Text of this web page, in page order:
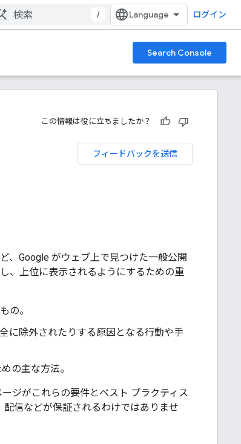
/ ログイン
Search Console
この情報は役に立ちましたか？
フィードバックを送信
、Google がウェブ上で見つけた一般公開
、上位に表示されるようにするための重
の。
に除外されたりする原因となる行動や手
の主な方法。
ジがこれらの要件とベスト プラクティス
配信などが保証されるわけではありませ